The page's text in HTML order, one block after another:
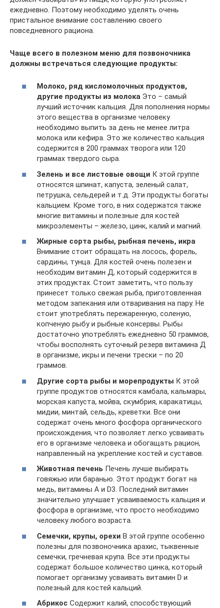
ежедневно. Поэтому необходимо уделять очень
пристальное внимание составлению своего
повседневного рациона.
Чаще всего в полезном меню для позвоночника
должны встречаться следующие продукты:
Молоко, ряд кисломолочных продуктов,
другие продукты из молока Это – самый
лучший источник кальция. Для пополнения нормы
этого вещества в организме человеку
необходимо выпить за день не менее литра
молока или кефира. Это же количество кальция
содержится в 200 граммах творога или 120
граммах твердого сыра.
Зелень и все листовые овощи К этой группе
относятся шпинат, капуста, зеленый салат,
петрушка, сельдерей и т.д. Эти продукты богаты
кальцием. Кроме того, в них содержатся также
многие витамины и полезные для костей
микроэлементы – железо, цинк, калий и магний.
Жирные сорта рыбы, рыбная печень, икра
Внимание стоит обращать на лосось, форель,
сардины, тунца. Для костей очень полезен и
необходим витамин Д, который содержится в
этих продуктах. Стоит заметить, что пользу
принесет только свежая рыба, приготовленная
методом запекания или отваривания на пару. Не
стоит употреблять пережаренную, соленую,
копченую рыбу и рыбные консервы. Рыбы
достаточно употреблять ежедневно 50 граммов,
чтобы восполнять суточный резерв витамина Д
в организме, икры и печени трески – по 20
граммов.
Другие сорта рыбы и морепродукты К этой
группе продуктов относятся камбала, кальмары,
морская капуста, мойва, скумбрия, каракатицы,
мидии, минтай, сельдь, креветки. Все они
содержат очень много фосфора органического
происхождения, что позволяет легко усваивать
его в организме человека и обогащать рацион,
направленный на укрепление костей и суставов.
Животная печень Печень лучше выбирать
говяжью или баранью. Этот продукт богат на
медь, витамины А и D3. Последний витамин
значительно улучшает усваиваемость кальция и
фосфора в организме, что просто необходимо
человеку любого возраста.
Семечки, крупы, орехи В этой группе особенно
полезны для позвоночника арахис, тыквенные
семечки, гречневая крупа. Все эти продукты
содержат большое количество цинка, который
помогает организму усваивать витамин D и
полезный для костей кальций.
Абрикос Содержит калий, способствующий